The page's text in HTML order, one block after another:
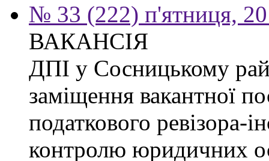
№ 33 (222) п'ятниця,
ВАКАНСІЯ
ДПІ у Сосницькому
заміщення вакантної
податкового ревізора-
контролю юридичних